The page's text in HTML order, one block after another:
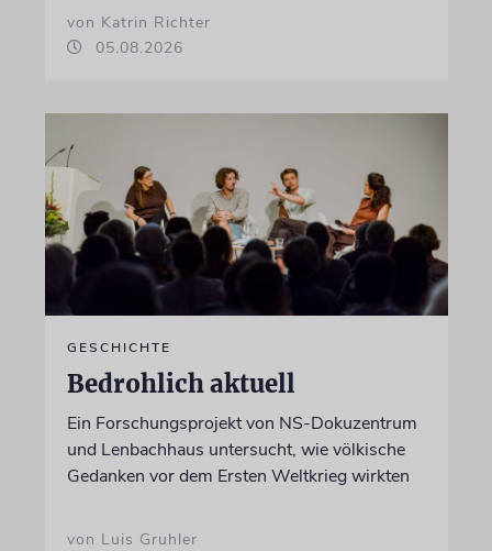
von Katrin Richter
05.08.2026
GESCHICHTE
Bedrohlich aktuell
Ein Forschungsprojekt von NS-Dokuzentrum
und Lenbachhaus untersucht, wie völkische
Gedanken vor dem Ersten Weltkrieg wirkten
von Luis Gruhler